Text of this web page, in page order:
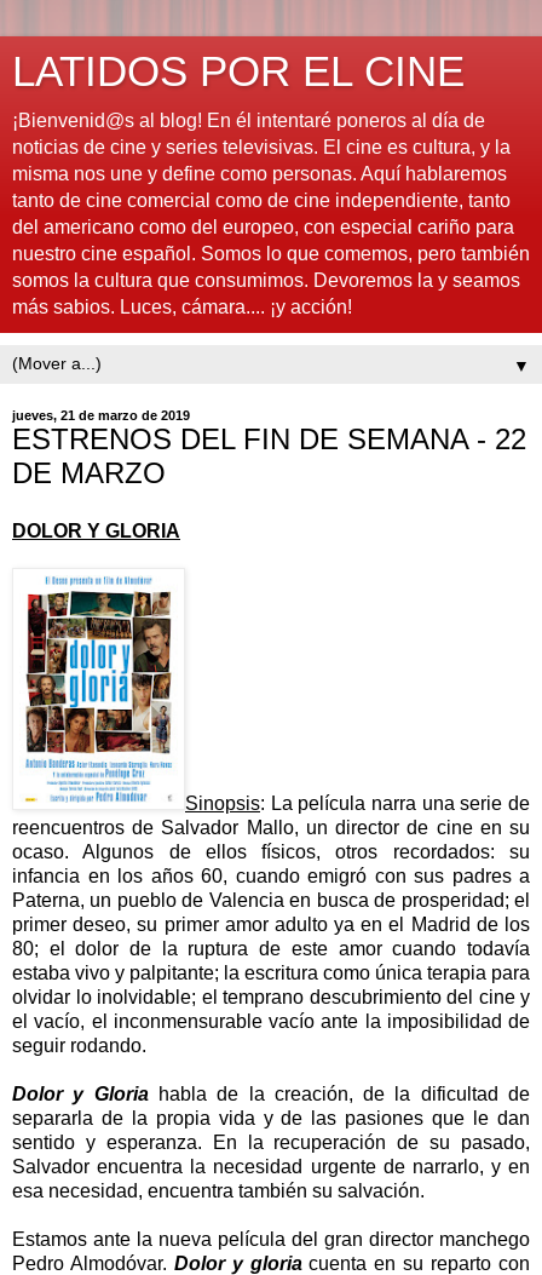
LATIDOS POR EL CINE
¡Bienvenid@s al blog! En él intentaré poneros al día de
noticias de cine y series televisivas. El cine es cultura, y la
misma nos une y define como personas. Aquí hablaremos
tanto de cine comercial como de cine independiente, tanto
del americano como del europeo, con especial cariño para
nuestro cine español. Somos lo que comemos, pero también
somos la cultura que consumimos. Devoremos la y seamos
más sabios. Luces, cámara.... ¡y acción!
▼
jueves, 21 de marzo de 2019
ESTRENOS DEL FIN DE SEMANA - 22
DE MARZO
DOLOR Y GLORIA
Sinopsis: La película narra una serie de
reencuentros de Salvador Mallo, un director de cine en su
ocaso. Algunos de ellos físicos, otros recordados: su
infancia en los años 60, cuando emigró con sus padres a
Paterna, un pueblo de Valencia en busca de prosperidad; el
primer deseo, su primer amor adulto ya en el Madrid de los
80; el dolor de la ruptura de este amor cuando todavía
estaba vivo y palpitante; la escritura como única terapia para
olvidar lo inolvidable; el temprano descubrimiento del cine y
el vacío, el inconmensurable vacío ante la imposibilidad de
seguir rodando.
Dolor y Gloriahabla de la creación, de la dificultad de
separarla de la propia vida y de las pasiones que le dan
sentido y esperanza. En la recuperación de su pasado,
Salvador encuentra la necesidad urgente de narrarlo, y en
esa necesidad, encuentra también su salvación.
Estamos ante la nueva película del gran director manchego
Pedro Almodóvar. Dolor y gloriacuenta en su reparto con